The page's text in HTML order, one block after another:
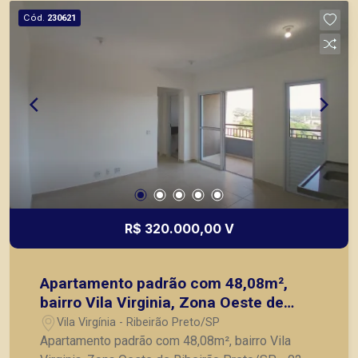
Cód. 230621
R$ 320.000,00 V
Apartamento padrão com 48,08m²,
bairro Vila Virginia, Zona Oeste de
Ribeirão Preto/SP.
Vila Virgínia - Ribeirão Preto/SP
Apartamento padrão com 48,08m², bairro Vila